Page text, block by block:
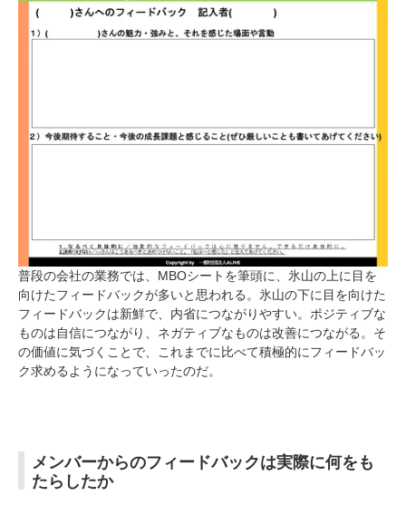
普段の会社の業務では、MBOシートを筆頭に、氷山の上に目を
向けたフィードバックが多いと思われる。氷山の下に目を向けた
フィードバックは新鮮で、内省につながりやすい。ポジティブな
ものは自信につながり、ネガティブなものは改善につながる。そ
の価値に気づくことで、これまでに比べて積極的にフィードバッ
ク求めるようになっていったのだ。
メンバーからのフィードバックは実際に何をも
たらしたか